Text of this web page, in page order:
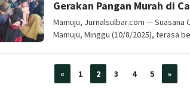
Gerakan Pangan Murah di
Mamuju, Jurnalsulbar.com — Suasana
Mamuju, Minggu (10/8/2025), terasa
« 1 2 3 4 5 »